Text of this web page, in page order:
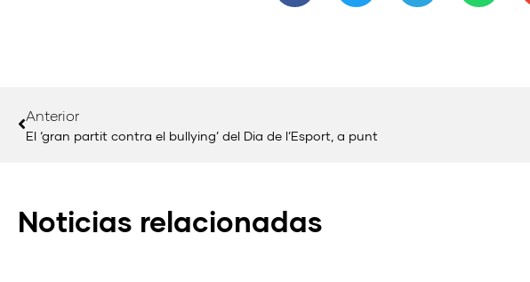
Anterior
El ‘gran partit contra el bullying’ del Dia de l’Esport, a punt
Noticias relacionadas